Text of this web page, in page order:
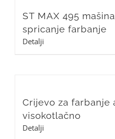
ST MAX 495
spricanje farbanje
Detalji
Crijevo za farbanje
visokotlačno
Detalji